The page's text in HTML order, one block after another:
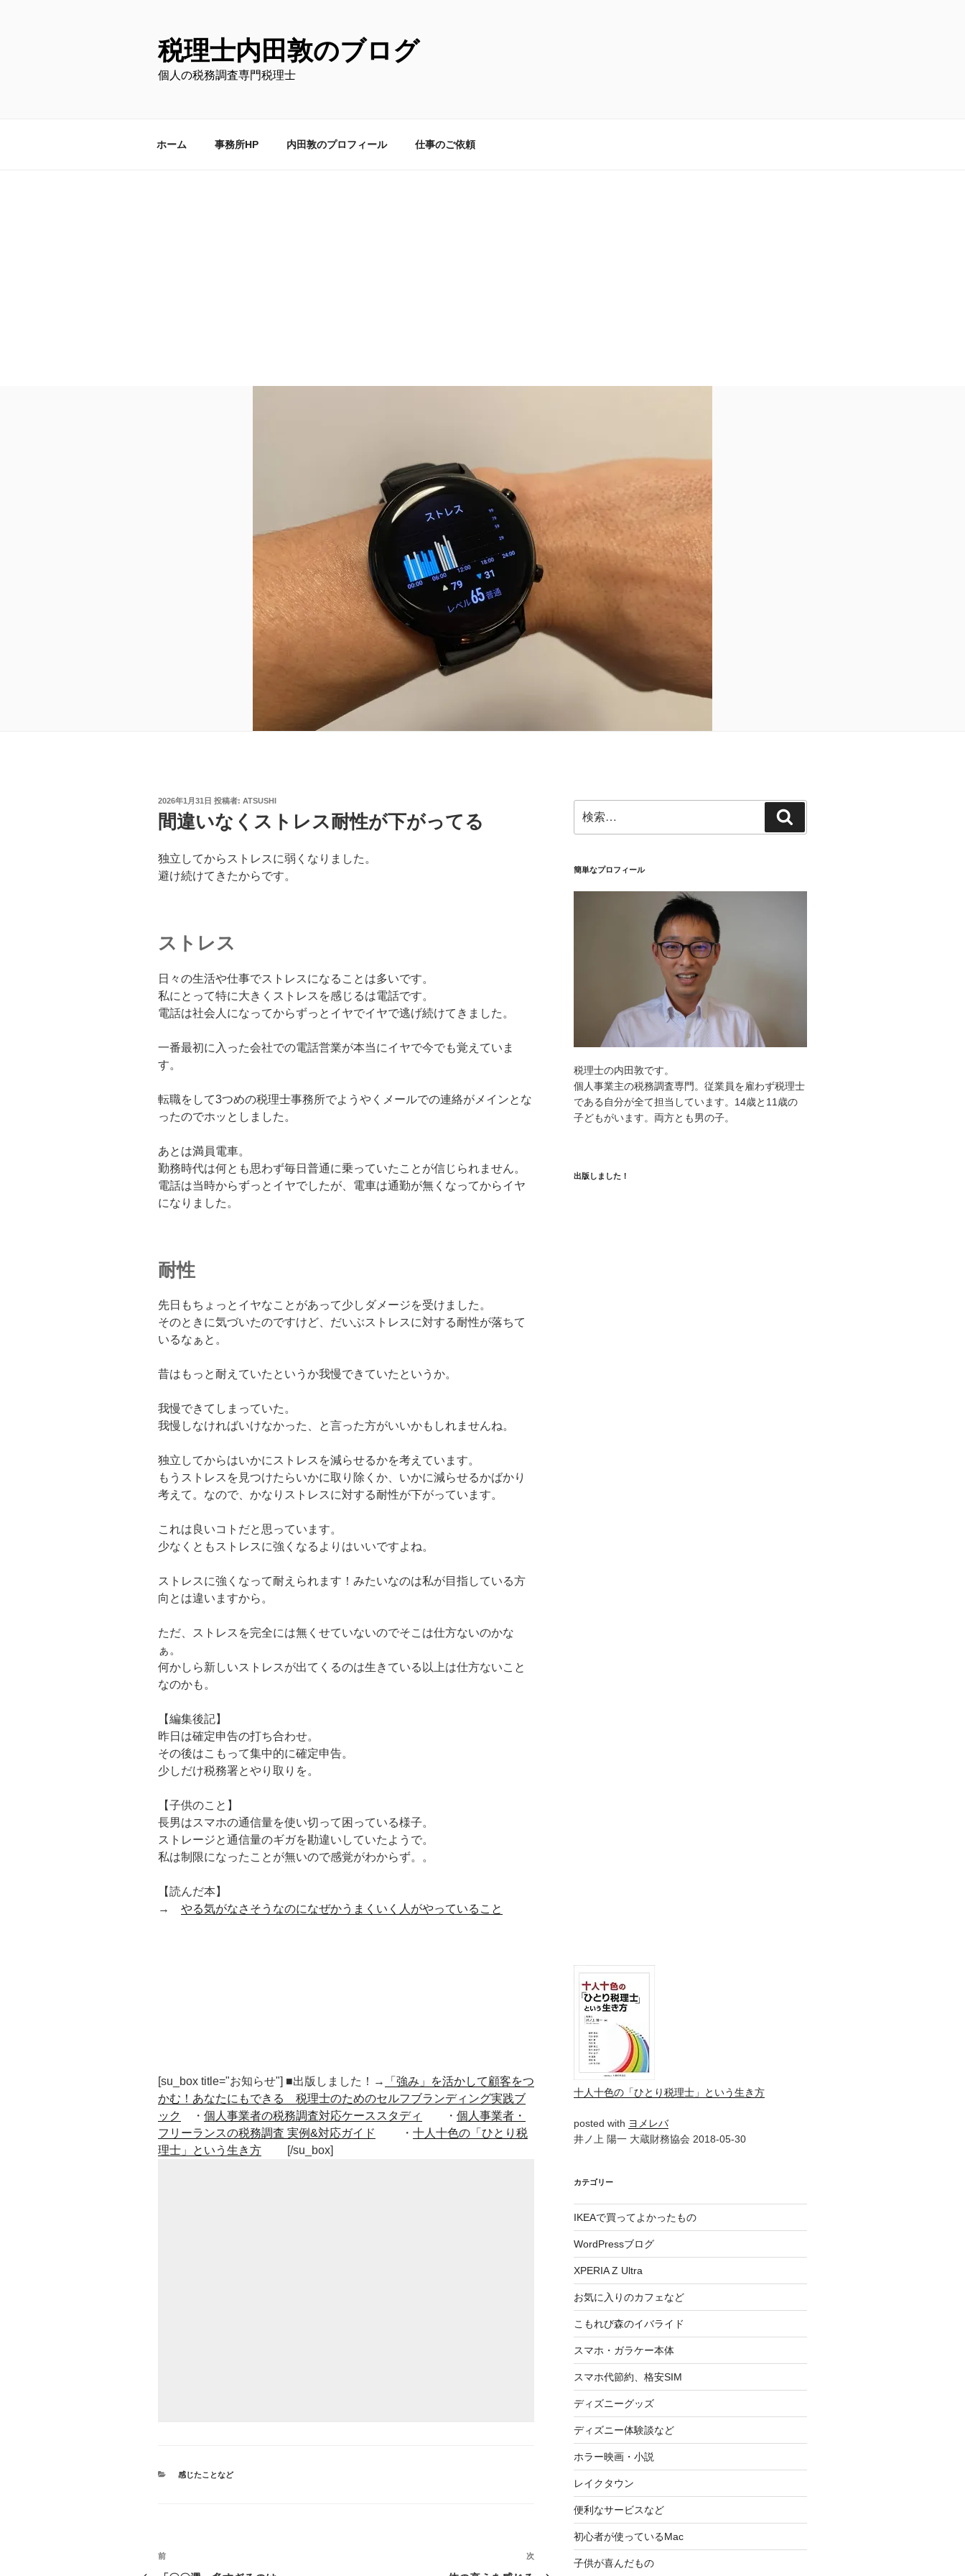
税理士内田敦のブログ
個人の税務調査専門税理士
ホーム 事務所HP 内田敦のプロフィール 仕事のご依頼
投
稿
日:
2026年1月31日 投稿者: ATSUSHI
間違いなくストレス耐性が下がってる
独立してからストレスに弱くなりました。
避け続けてきたからです。
ストレス
日々の生活や仕事でストレスになることは多いです。
私にとって特に大きくストレスを感じるは電話です。
電話は社会人になってからずっとイヤでイヤで逃げ続けてきました。
一番最初に入った会社での電話営業が本当にイヤで今でも覚えていま
す。
転職をして3つめの税理士事務所でようやくメールでの連絡がメインとな
ったのでホッとしました。
あとは満員電車。
勤務時代は何とも思わず毎日普通に乗っていたことが信じられません。
電話は当時からずっとイヤでしたが、電車は通勤が無くなってからイヤ
になりました。
耐性
先日もちょっとイヤなことがあって少しダメージを受けました。
そのときに気づいたのですけど、だいぶストレスに対する耐性が落ちて
いるなぁと。
昔はもっと耐えていたというか我慢できていたというか。
我慢できてしまっていた。
我慢しなければいけなかった、と言った方がいいかもしれませんね。
独立してからはいかにストレスを減らせるかを考えています。
もうストレスを見つけたらいかに取り除くか、いかに減らせるかばかり
考えて。なので、かなりストレスに対する耐性が下がっています。
これは良いコトだと思っています。
少なくともストレスに強くなるよりはいいですよね。
ストレスに強くなって耐えられます！みたいなのは私が目指している方
向とは違いますから。
ただ、ストレスを完全には無くせていないのでそこは仕方ないのかな
ぁ。
何かしら新しいストレスが出てくるのは生きている以上は仕方ないこと
なのかも。
【編集後記】
昨日は確定申告の打ち合わせ。
その後はこもって集中的に確定申告。
少しだけ税務署とやり取りを。
【子供のこと】
長男はスマホの通信量を使い切って困っている様子。
ストレージと通信量のギガを勘違いしていたようで。
私は制限になったことが無いので感覚がわからず。。
【読んだ本】
→ やる気がなさそうなのになぜかうまくいく人がやっていること
[su_box title="お知らせ"] ■出版しました！→
「強み」を活かして顧客をつ
かむ！あなたにもできる 税理士のためのセルフブランディング実践ブ
ック
・ 個人事業者の税務調査対応ケーススタディ ・ 個人事業者・
フリーランスの税務調査 実例&対応ガイド
・ 十人十色の「ひとり税
理士」という生き方 [/su_box]
カ
感じたことなど
投
前
前
次
次
索:
索
簡単なプロフィール
税理士の内田敦です。
個人事業主の税務調査専門。従業員を雇わず税理士
である自分が全て担当しています。14歳と11歳の
子どもがいます。両方とも男の子。
出版しました！
十人十色の「ひとり税理士」という生き方
posted with ヨメレバ
井ノ上 陽一 大蔵財務協会 2018-05-30
カテゴリー
IKEAで買ってよかったもの
WordPressブログ
XPERIA Z Ultra
お気に入りのカフェなど
こもれび森のイバライド
スマホ・ガラケー本体
スマホ代節約、格安SIM
ディズニーグッズ
ディズニー体験談など
ホラー映画・小説
レイクタウン
便利なサービスなど
初心者が使っているMac
子供が喜んだもの